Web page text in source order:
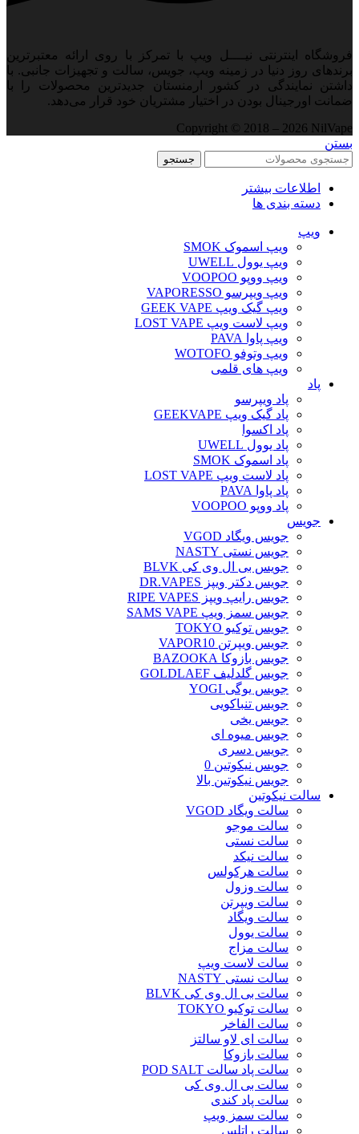
فروشگاه اینترنتی نیــــل ویپ با تمرکز با روی ارائه معتبرترین
برندهای روز دنیا در زمینه ویپ، جویس، سالت و تجهیزات جانبی. با
داشتن نمایندگی در کشور ارمنستان جدید‌ترین محصولات را با
ضمانت اورجینال بودن در اختیار مشتریان خود قرار می‌دهد.
Copyright © 2018 – 2026 NilVape
بستن
جستجو
اطلاعات بیشتر
دسته بندی ها
ویپ‌
ویپ اسموک SMOK
ویپ یوول UWELL
ویپ ووپو VOOPOO
ویپ ویپرسو VAPORESSO
ویپ گیک ویپ GEEK VAPE
ویپ لاست ویپ LOST VAPE
ویپ پاوا PAVA
ویپ وتوفو WOTOFO
ویپ های قلمی
پاد
پاد ویپرسو
پاد گیک ویپ GEEKVAPE
پاد اکسوا
پاد یوول UWELL
پاد اسموک SMOK
پاد لاست ویپ LOST VAPE
پاد پاوا PAVA
پاد ووپو VOOPOO
جویس‌
جویس ویگاد VGOD
جویس نستی NASTY
جویس بی ال وی کی BLVK
جویس دکتر ویپز DR.VAPES
جویس رایپ ویپز RIPE VAPES
جویس سمز ویپ SAMS VAPE
جویس توکیو TOKYO
جویس ویپرتن VAPOR10
جویس بازوکا BAZOOKA
جویس گلدلیف GOLDLAEF
جویس یوگی YOGI
جویس تنباکویی
جویس یخی
جویس میوه ای
جویس دسری
جویس نیکوتین 0
جویس نیکوتین بالا
سالت نیکوتین
سالت ویگاد VGOD
سالت موجو
سالت نستی
سالت نیکد
سالت هرکولس
سالت وزول
سالت ویپرتن
سالت ویگاد
سالت یوول
سالت مزاج
سالت لاست ویپ
سالت نستی NASTY
سالت بی ال وی کی BLVK
سالت توکیو TOKYO
سالت الفاخر
سالت ای لاو سالتز
سالت بازوکا
سالت پاد سالت POD SALT
سالت بی ال وی کی
سالت پاد کندی
سالت سمز ویپ
سالت راتلس